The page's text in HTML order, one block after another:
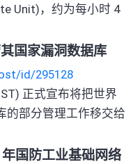
Unit)，约为每小时 4
国家漏洞数据库
id/295128
正式宣布将把世界
的部分管理工作移交给
国防工业基础网络